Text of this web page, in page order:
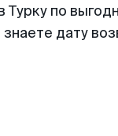
по
дату